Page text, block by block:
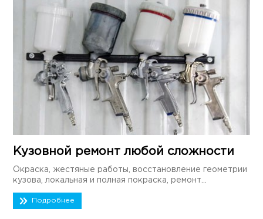
Кузовной ремонт любой сложности
Окраска, жестяные работы, восстановление геометрии
кузова, локальная и полная покраска, ремонт...
Подробнее